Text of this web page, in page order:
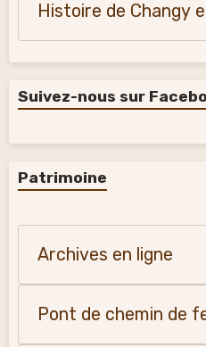
Histoire de Changy
Suivez-nous sur
Patrimoine
Archives en ligne
Pont de chemin de